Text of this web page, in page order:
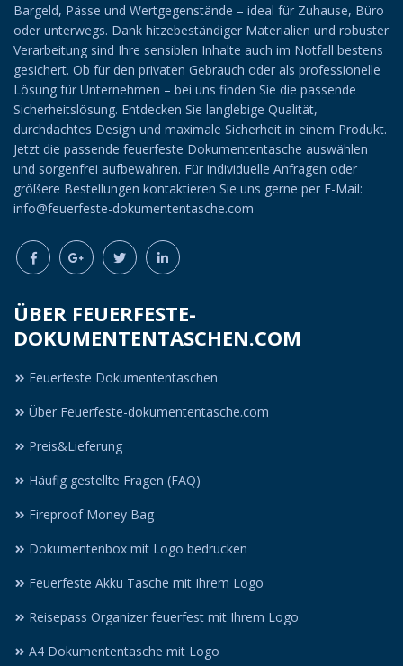
Bargeld, Pässe und Wertgegenstände – ideal für Zuhause, Büro
oder unterwegs. Dank hitzebeständiger Materialien und robuster
Verarbeitung sind Ihre sensiblen Inhalte auch im Notfall bestens
gesichert. Ob für den privaten Gebrauch oder als professionelle
Lösung für Unternehmen – bei uns finden Sie die passende
Sicherheitslösung. Entdecken Sie langlebige Qualität,
durchdachtes Design und maximale Sicherheit in einem Produkt.
Jetzt die passende feuerfeste Dokumententasche auswählen
und sorgenfrei aufbewahren. Für individuelle Anfragen oder
größere Bestellungen kontaktieren Sie uns gerne per E-Mail:
info@feuerfeste-dokumententasche.com
ÜBER FEUERFESTE-
DOKUMENTENTASCHEN.COM
Feuerfeste Dokumententaschen
Über Feuerfeste-dokumententasche.com
Preis&Lieferung
Häufig gestellte Fragen (FAQ)
Fireproof Money Bag
Dokumentenbox mit Logo bedrucken
Feuerfeste Akku Tasche mit Ihrem Logo
Reisepass Organizer feuerfest mit Ihrem Logo
A4 Dokumententasche mit Logo